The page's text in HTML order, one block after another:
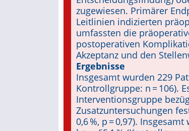
zugewiesen. Primärer
Leitlinien indizierten
umfassten die
postoperativen
Akzeptanz und den
Ergebnisse
Insgesamt wurden 229
Kontrollgruppe: n = 106).
Interventionsgruppe
Zusatzuntersuchungen
0,6 %, p = 0,97).